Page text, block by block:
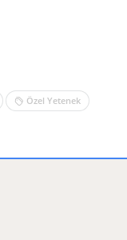
Özel Yetenek